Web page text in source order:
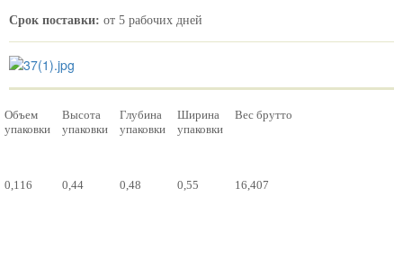
Срок поставки: от 5 рабочих дней
Объем
упаковки
Высота
упаковки
Глубина
упаковки
Ширина
упаковки
Вес брутто
0,116 0,44 0,48 0,55 16,407